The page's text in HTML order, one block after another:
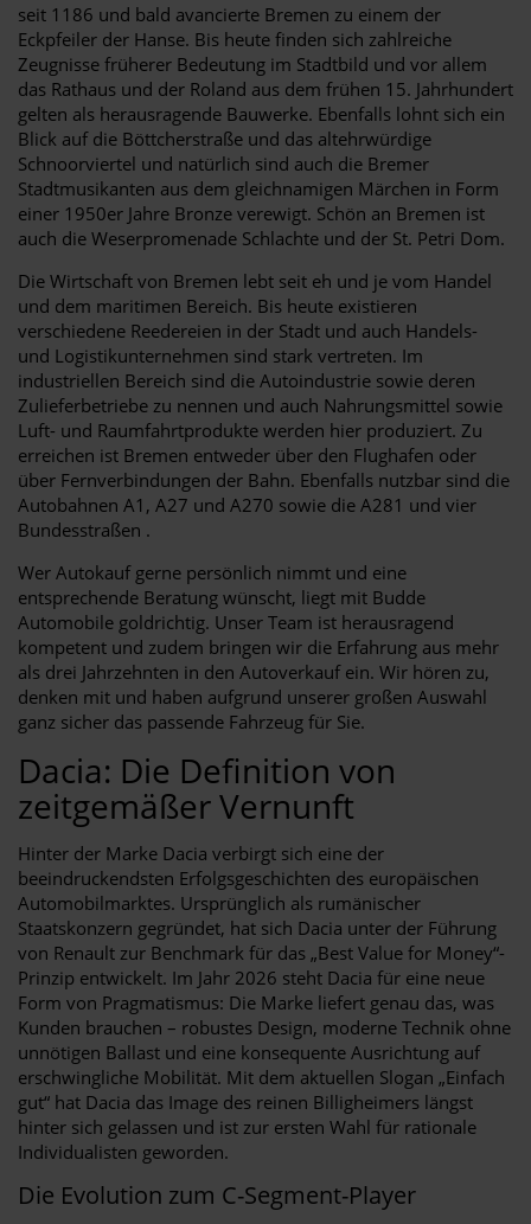
seit 1186 und bald avancierte Bremen zu einem der
Eckpfeiler der Hanse. Bis heute finden sich zahlreiche
Zeugnisse früherer Bedeutung im Stadtbild und vor allem
das Rathaus und der Roland aus dem frühen 15. Jahrhundert
gelten als herausragende Bauwerke. Ebenfalls lohnt sich ein
Blick auf die Böttcherstraße und das altehrwürdige
Schnoorviertel und natürlich sind auch die Bremer
Stadtmusikanten aus dem gleichnamigen Märchen in Form
einer 1950er Jahre Bronze verewigt. Schön an Bremen ist
auch die Weserpromenade Schlachte und der St. Petri Dom.
Die Wirtschaft von Bremen lebt seit eh und je vom Handel
und dem maritimen Bereich. Bis heute existieren
verschiedene Reedereien in der Stadt und auch Handels-
und Logistikunternehmen sind stark vertreten. Im
industriellen Bereich sind die Autoindustrie sowie deren
Zulieferbetriebe zu nennen und auch Nahrungsmittel sowie
Luft- und Raumfahrtprodukte werden hier produziert. Zu
erreichen ist Bremen entweder über den Flughafen oder
über Fernverbindungen der Bahn. Ebenfalls nutzbar sind die
Autobahnen A1, A27 und A270 sowie die A281 und vier
Bundesstraßen .
Wer Autokauf gerne persönlich nimmt und eine
entsprechende Beratung wünscht, liegt mit Budde
Automobile goldrichtig. Unser Team ist herausragend
kompetent und zudem bringen wir die Erfahrung aus mehr
als drei Jahrzehnten in den Autoverkauf ein. Wir hören zu,
denken mit und haben aufgrund unserer großen Auswahl
ganz sicher das passende Fahrzeug für Sie.
Dacia: Die Definition von
zeitgemäßer Vernunft
Hinter der Marke Dacia verbirgt sich eine der
beeindruckendsten Erfolgsgeschichten des europäischen
Automobilmarktes. Ursprünglich als rumänischer
Staatskonzern gegründet, hat sich Dacia unter der Führung
von Renault zur Benchmark für das „Best Value for Money“-
Prinzip entwickelt. Im Jahr 2026 steht Dacia für eine neue
Form von Pragmatismus: Die Marke liefert genau das, was
Kunden brauchen – robustes Design, moderne Technik ohne
unnötigen Ballast und eine konsequente Ausrichtung auf
erschwingliche Mobilität. Mit dem aktuellen Slogan „Einfach
gut“ hat Dacia das Image des reinen Billigheimers längst
hinter sich gelassen und ist zur ersten Wahl für rationale
Individualisten geworden.
Die Evolution zum C-Segment-Player